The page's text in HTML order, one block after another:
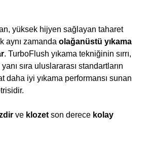
yüksek hijyen sağlayan taharet
aynı zamanda olağanüstü yıkama
. TurboFlush yıkama tekniğinin sırrı,
yanı sıra uluslararası standartların
daha iyi yıkama performansı sunan
ve klozet son derece kolay